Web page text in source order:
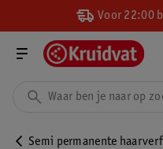
Voor 22:00
Semi permanente haarverf